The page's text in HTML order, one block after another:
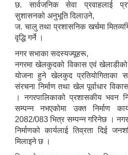
छ. सार्वजनिक सेवा प्रवाहलाई
सुशासनको अनुभूति दिलाउने,
ज. चालु तथा प्रशासनिक खर्चमा
वृद्धि गर्ने ।
नगर सभाका सदस्यज्यूहरू,
नगरमा खेलकुदको विकास एवं
योजना हुने खेलकुद प्रतियोगिताका
संरचना निर्माण तथा खेल पूर्वाधार
। नगरपालिकाको प्रशासकीय भवन
सम्पन्न नभएकोमा उक्त निर्माण
2082/083 भित्र सम्पन्न गरिनेछ ।
निर्माणको कार्यलाई तिव्रता दिई
मिलाइने छ ।